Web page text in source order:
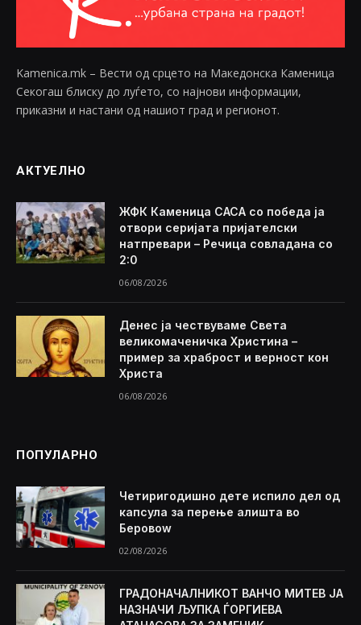
Kamenica.mk – Вести од срцето на Македонска Каменица
Секогаш блиску до луѓето, со најнови информации,
приказни и настани од нашиот град и регионот.
АКТУЕЛНО
ЖФК Каменица САСА со победа ја
отвори серијата пријателски
натпревари – Речица совладана со
2:0
06/08/2026
Денес ја чествуваме Света
великомаченичка Христина –
пример за храброст и верност кон
Христа
06/08/2026
ПОПУЛАРНО
Четиригодишно дете испило дел од
капсула за перење алишта во
Беровоw
02/08/2026
ГРАДОНАЧАЛНИКОТ ВАНЧО МИТЕВ ЈА
НАЗНАЧИ ЉУПКА ЃОРГИЕВА